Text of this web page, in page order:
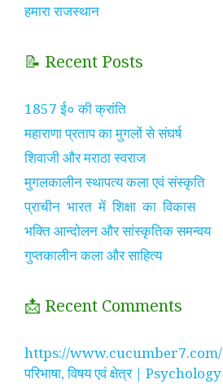
हमारा राजस्थान
📝 Recent Posts
1857 ई० की क्रांति
महाराणा प्रताप का मुगलों से संघर्ष
शिवाजी और मराठा स्वराज
मुगलकालीन स्थापत्य कला एवं संस्कृति
प्राचीन भारत में शिक्षा का विकास
भक्ति आन्दोलन और सांस्कृतिक समन्वय
गुप्तकालीन कला और साहित्य
📩 Recent Comments
https://www.cucumber7.com/
परिभाषा, विषय एवं क्षेत्र | Psychology